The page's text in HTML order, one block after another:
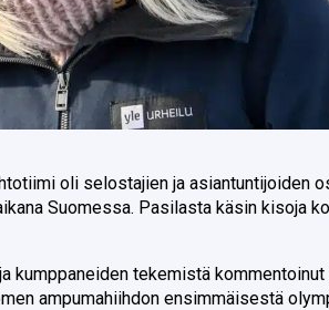
oli selostajien ja asiantuntijoiden
Suomessa. Pasilasta käsin kisoja
kumppaneiden tekemistä
ampumahiihdon ensimmäisestä